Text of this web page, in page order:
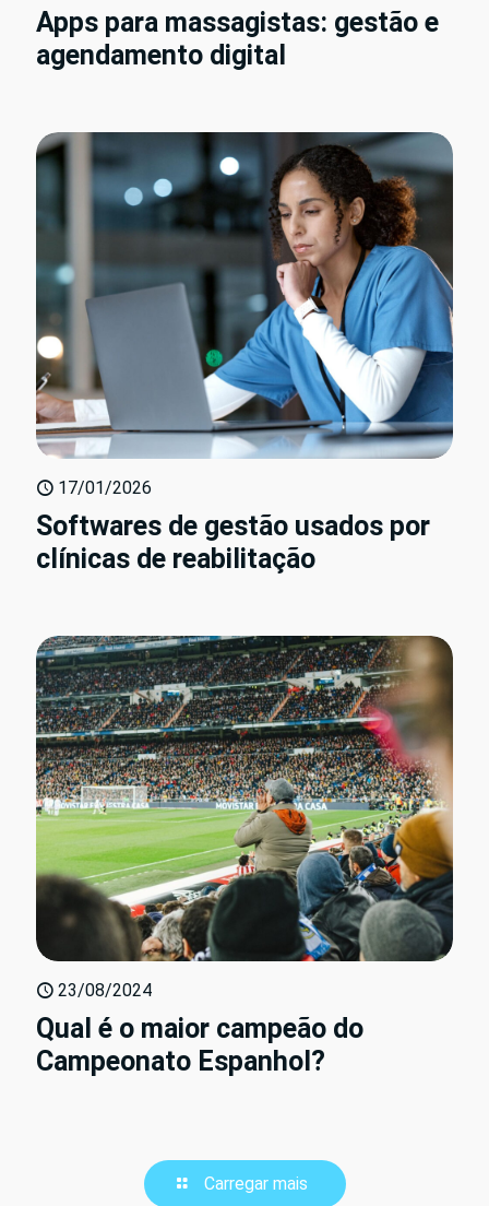
Apps para massagistas: gestão e
agendamento digital
17/01/2026
Softwares de gestão usados por
clínicas de reabilitação
23/08/2024
Qual é o maior campeão do
Campeonato Espanhol?
Carregar mais